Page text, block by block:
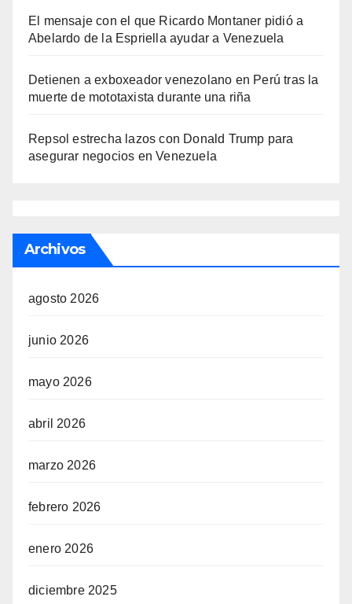
El mensaje con el que Ricardo Montaner pidió a
Abelardo de la Espriella ayudar a Venezuela
Detienen a exboxeador venezolano en Perú tras la
muerte de mototaxista durante una riña
Repsol estrecha lazos con Donald Trump para
asegurar negocios en Venezuela
Archivos
agosto 2026
junio 2026
mayo 2026
abril 2026
marzo 2026
febrero 2026
enero 2026
diciembre 2025